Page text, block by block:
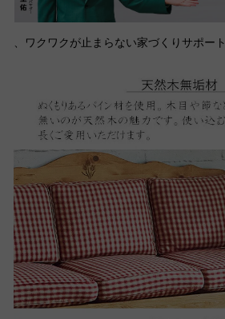
、ワクワクが止まらない家づくりサポート